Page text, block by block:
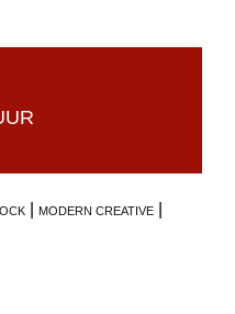
MODERN CREATIVE